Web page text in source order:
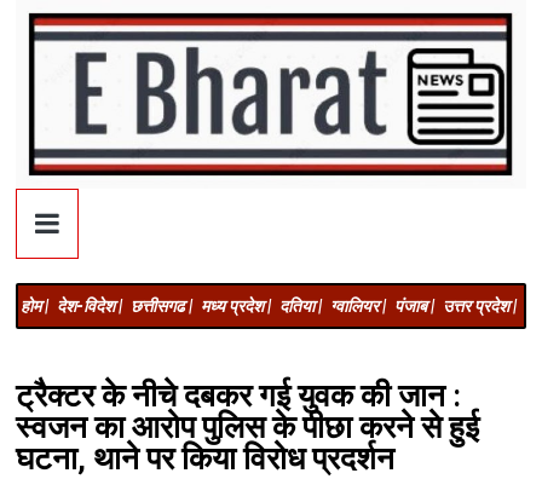
होम | देश-विदेश | छत्तीसगढ | मध्य प्रदेश | दतिया | ग्वालियर | पंजाब | उत्तर प्रदेश |
ट्रैक्टर के नीचे दबकर गई युवक की जान :
स्वजन का आरोप पुलिस के पीछा करने से हुई
घटना, थाने पर किया विरोध प्रदर्शन